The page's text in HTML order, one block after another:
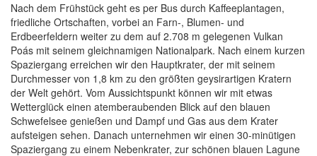
Nach dem Frühstück geht es per Bus durch Kaffeeplantagen,
friedliche Ortschaften, vorbei an Farn-, Blumen- und
Erdbeerfeldern weiter zu dem auf 2.708 m gelegenen Vulkan
Poás mit seinem gleichnamigen Nationalpark. Nach einem kurzen
Spaziergang erreichen wir den Hauptkrater, der mit seinem
Durchmesser von 1,8 km zu den größten geysirartigen Kratern
der Welt gehört. Vom Aussichtspunkt können wir mit etwas
Wetterglück einen atemberaubenden Blick auf den blauen
Schwefelsee genießen und Dampf und Gas aus dem Krater
aufsteigen sehen. Danach unternehmen wir einen 30-minütigen
Spaziergang zu einem Nebenkrater, zur schönen blauen Lagune